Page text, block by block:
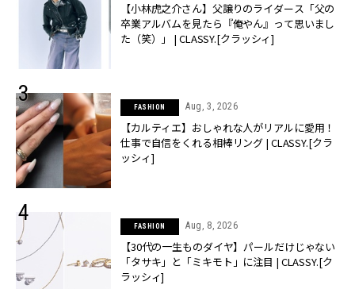
【小林虎之介さん】父譲りのライダース「父の
卒業アルバムを見たら『俺やん』って思いまし
た（笑）」 | CLASSY.[クラッシィ]
FASHION Aug, 3, 2026
【カルティエ】おしゃれな人がリアルに愛用！
仕事で自信をくれる相棒リング | CLASSY.[クラ
ッシィ]
FASHION Aug, 8, 2026
【30代の一生ものダイヤ】パールだけじゃない
「タサキ」と「ミキモト」に注目 | CLASSY.[ク
ラッシィ]